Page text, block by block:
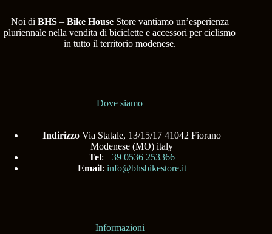
Noi di BHS– Bike HouseStore vantiamo un’esperienza
pluriennale nella vendita di biciclette e accessori per ciclismo
in tutto il territorio modenese.
Dove siamo
Indirizzo Via Statale, 13/15/17 41042 Fiorano
Modenese (MO) italy
Tel:+39 0536 253366
Email: info@bhsbikestore.it
Informazioni